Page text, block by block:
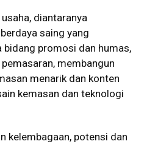
diantaranya
saing yang
bidang promosi dan humas,
membangun
menarik dan konten
kemasan dan teknologi
kelembagaan, potensi dan